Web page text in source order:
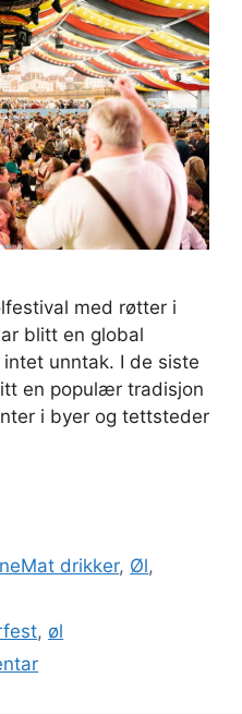
med røtter i
blitt en global
unntak. I de siste
en populær tradisjon
i byer og tettsteder
drikker, Øl,
, øl